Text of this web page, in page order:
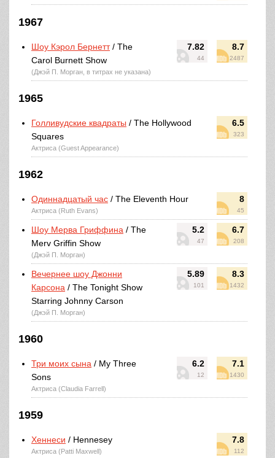
1967
7.82
44
8.7
2487
Шоу Кэрол Бернетт/ The
Carol Burnett Show
(Джэй П. Морган, в титрах не указана)
1965
6.5
323
Голливудские квадраты / The Hollywood
Squares
Актриса (Guest Appearance)
1962
8
45
Одиннадцатый час / The Eleventh Hour
Актриса (Ruth Evans)
5.2
47
6.7
208
Шоу Мерва Гриффина / The
Merv Griffin Show
(Джэй П. Морган)
5.89
101
8.3
1432
Вечернее шоу Джонни
Карсона / The Tonight Show
Starring Johnny Carson
(Джэй П. Морган)
1960
6.2
12
7.1
1430
Три моих сына / My Three
Sons
Актриса (Claudia Farrell)
1959
7.8
112
Хеннеси / Hennesey
Актриса (Patti Maxwell)